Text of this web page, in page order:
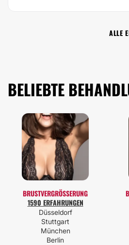
ALLE
BELIEBTE
BRUSTVERGRÖSSERUNG
1590 ERFAHRUNGEN
Düsseldorf
Stuttgart
München
Berlin